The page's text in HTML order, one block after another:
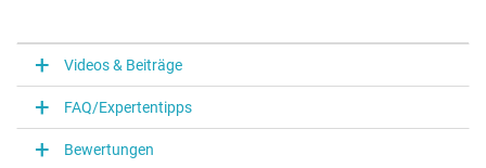
Videos & Beiträge
FAQ/Expertentipps
Bewertungen